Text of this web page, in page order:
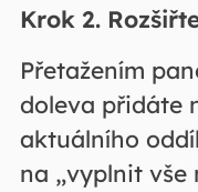
Krok 2.
Přetažením
doleva přidáte
aktuálního
na „vyplnit vše